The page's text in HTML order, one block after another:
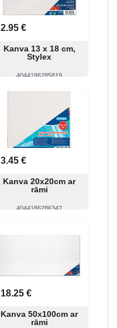
2.95 €
Kanva 13 x 18 cm,
Stylex
4044186285819
Skatīt Pirkt
3.45 €
Kanva 20x20cm ar
rāmi
4044186286342
18.25 €
Kanva 50x100cm ar
rāmi